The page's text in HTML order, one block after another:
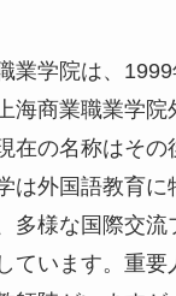
ています。重
師陣がいますが
とが注目されて